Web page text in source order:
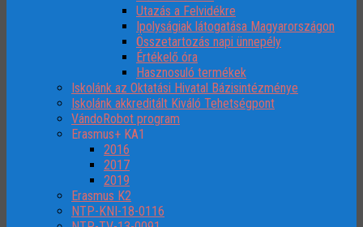
Utazás a Felvidékre
Ipolyságiak látogatása Magyarországon
Összetartozás napi ünnepély
Értékelő óra
Hasznosuló termékek
Iskolánk az Oktatási Hivatal Bázisintézménye
Iskolánk akkreditált Kiváló Tehetségpont
VándoRobot program
Erasmus+ KA1
2016
2017
2019
Erasmus K2
NTP-KNI-18-0116